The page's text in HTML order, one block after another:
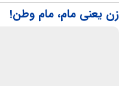
زن یعنی مام، مام وطن!